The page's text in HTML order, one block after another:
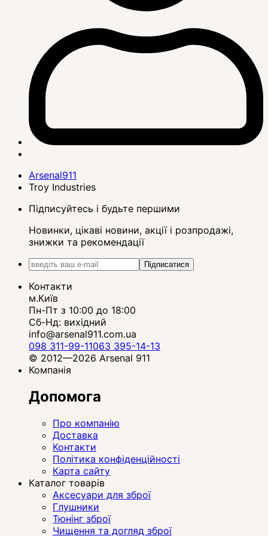
Arsenal911
Troy Industries
Підписуйтесь і будьте першими
Новинки, цікаві новини, акції і розпродажі,
знижки та рекомендації
Підписатися
Контакти
м.Київ
Пн-Пт з 10:00 до 18:00
Сб-Нд: вихідний
info@arsenal911.com.ua
098 311-99-11063 395-14-13
© 2012—2026 Arsenal 911
Компанія
Допомога
Про компанію
Доставка
Контакти
Політика конфіденційності
Карта сайту
Каталог товарів
Аксесуари для зброї
Глушники
Тюнінг зброї
Чищення та догляд зброї